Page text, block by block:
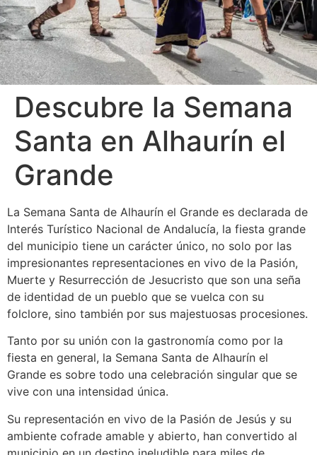
Descubre la Semana
Santa en Alhaurín el
Grande
La Semana Santa de Alhaurín el Grande es declarada de
Interés Turístico Nacional de Andalucía, la fiesta grande
del municipio tiene un carácter único, no solo por las
impresionantes representaciones en vivo de la Pasión,
Muerte y Resurrección de Jesucristo que son una seña
de identidad de un pueblo que se vuelca con su
folclore, sino también por sus majestuosas procesiones.
Tanto por su unión con la gastronomía como por la
fiesta en general, la Semana Santa de Alhaurín el
Grande es sobre todo una celebración singular que se
vive con una intensidad única.
Su representación en vivo de la Pasión de Jesús y su
ambiente cofrade amable y abierto, han convertido al